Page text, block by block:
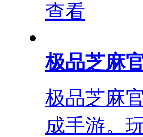
查看
极品芝麻
极品芝麻
成手游。